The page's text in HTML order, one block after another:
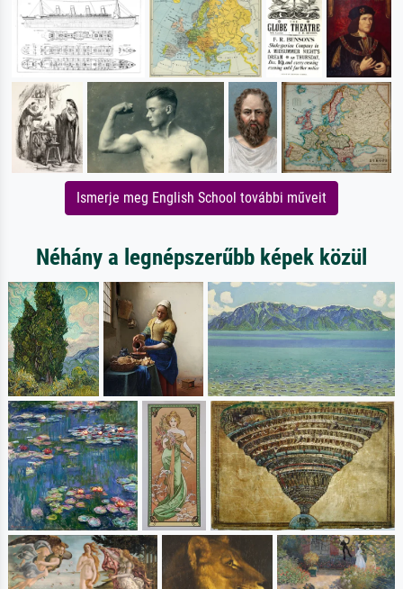
Ismerje meg English School további műveit
Néhány a legnépszerűbb képek közül